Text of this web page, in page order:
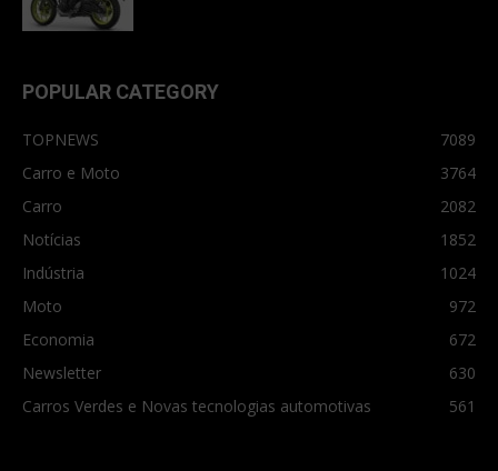
POPULAR CATEGORY
TOPNEWS
7089
Carro e Moto
3764
Carro
2082
Notícias
1852
Indústria
1024
Moto
972
Economia
672
Newsletter
630
Carros Verdes e Novas tecnologias automotivas
561